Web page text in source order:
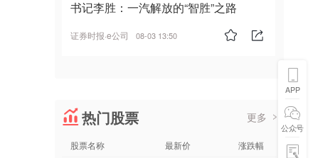
书记李胜：一汽解放的“智胜”之路
证券时报·e公司 08-03 13:50
热门股票 更多
股票名称 最新价 涨跌幅
APP
公众号